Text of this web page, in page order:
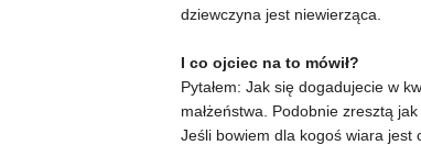
dziewczyna jest niewierząca.
I co ojciec na to mówił?
Pytałem: Jak się dogadujecie w
małżeństwa. Podobnie zresztą
Jeśli bowiem dla kogoś wiara jest